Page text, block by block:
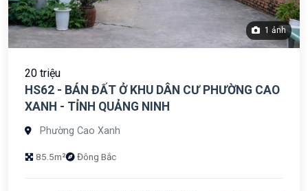
1 ảnh
20 triệu
HS62 - BÁN ĐẤT Ở KHU DÂN CƯ PHƯỜNG CAO
XANH - TỈNH QUẢNG NINH
Phường Cao Xanh
85.5m² Đông Bắc